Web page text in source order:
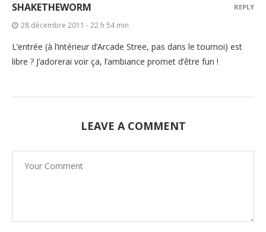
SHAKETHEWORM
28 décembre 2011 - 22 h 54 min
L’entrée (à l’intérieur d’Arcade Stree, pas dans le tournoi) est
libre ? J’adorerai voir ça, l’ambiance promet d’être fun !
REPLY
LEAVE A COMMENT